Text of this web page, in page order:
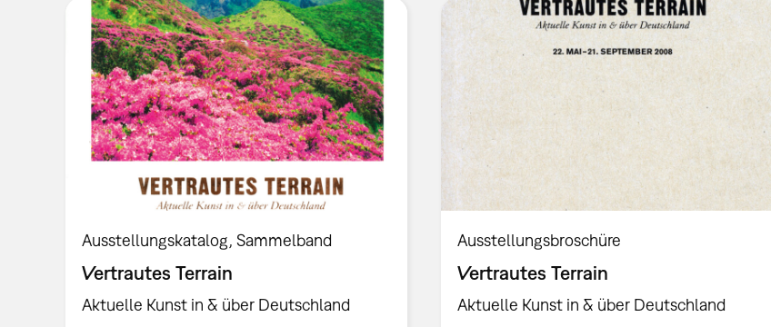
Ausstellungskatalog Sammelband
Vertrautes Terrain
Aktuelle Kunst in & über Deutschland
Ausstellungsbroschüre
Vertrautes Terrain
Aktuelle Kunst in & über Deutschland